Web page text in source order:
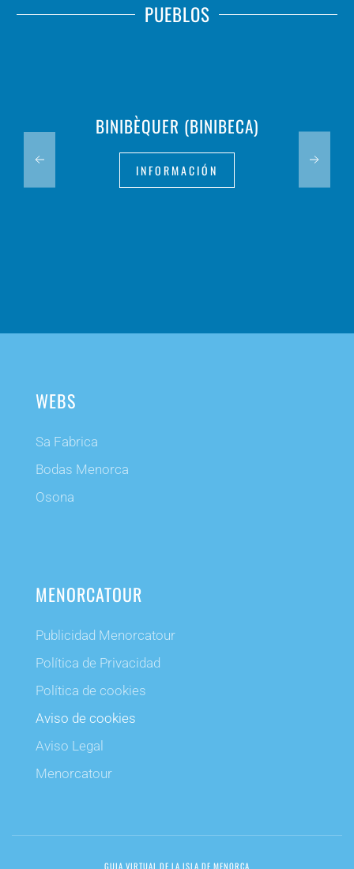
PUEBLOS
BINIBÈQUER (BINIBECA)
INFORMACIÓN
WEBS
Sa Fabrica
Bodas Menorca
Osona
MENORCATOUR
Publicidad Menorcatour
Política de Privacidad
Política de cookies
Aviso de cookies
Aviso Legal
Menorcatour
GUIA VIRTUAL DE LA ISLA DE MENORCA